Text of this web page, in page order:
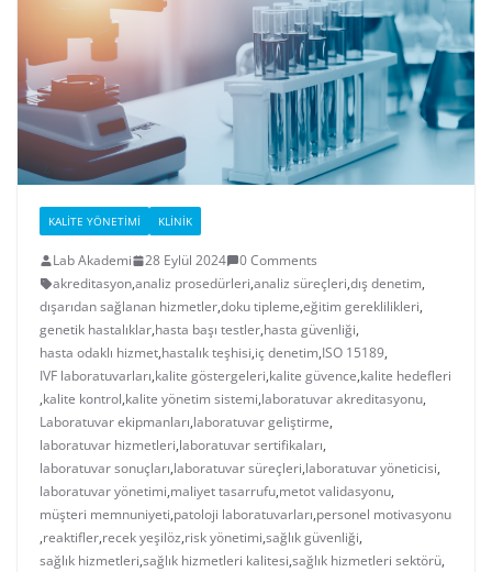
KALITE YÖNETIMI KLINIK
Lab Akademi 28 Eylül 2024
0 Comments
akreditasyon,analiz prosedürleri,analiz süreçleri,dış denetim,
dışarıdan sağlanan hizmetler,doku tipleme,eğitim gereklilikleri,
genetik hastalıklar,hasta başı testler,hasta güvenliği,
hasta odaklı hizmet,hastalık teşhisi,iç denetim,ISO 15189,
IVF laboratuvarları,kalite göstergeleri,kalite güvence,kalite hedefleri
,kalite kontrol,kalite yönetim sistemi,laboratuvar akreditasyonu,
Laboratuvar ekipmanları,laboratuvar geliştirme,
laboratuvar hizmetleri,laboratuvar sertifikaları,
laboratuvar sonuçları,laboratuvar süreçleri,laboratuvar yöneticisi,
laboratuvar yönetimi,maliyet tasarrufu,metot validasyonu,
müşteri memnuniyeti,patoloji laboratuvarları,personel motivasyonu
,reaktifler,recek yeşilöz,risk yönetimi,sağlık güvenliği,
sağlık hizmetleri,sağlık hizmetleri kalitesi,sağlık hizmetleri sektörü,